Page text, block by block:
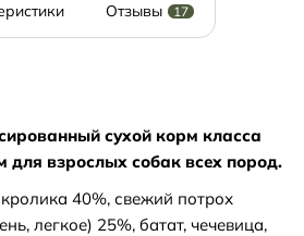
Отзывы 17
сухой корм класса
для взрослых собак всех пород.
40%, свежий потрох
легкое) 25%, батат, чечевица,